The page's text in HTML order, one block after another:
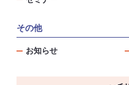
その他
お知らせ